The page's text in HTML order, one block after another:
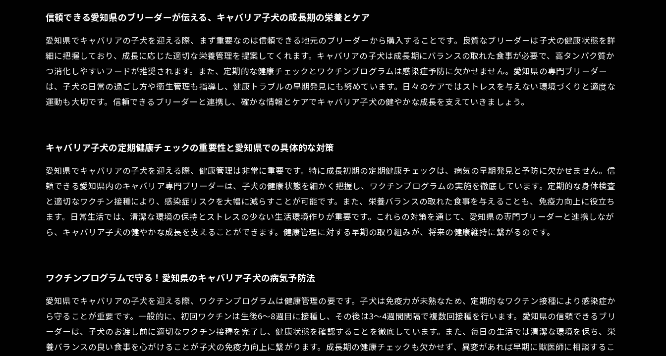
信頼できる愛知県のブリーダーが伝える、キャバリア子犬の成長期の栄養とケア
愛知県でキャバリアの子犬を迎える際、まず重要なのは信頼できる地元のブリーダーから購入することです。良質なブリーダーは子犬の健康状態を詳
細に把握しており、成長に応じた適切な栄養管理を提案してくれます。キャバリアの子犬は成長期にバランスの取れた食事が必要で、高タンパク質か
つ消化しやすいフードが推奨されます。また、定期的な健康チェックとワクチンプログラムは感染症予防に欠かせません。愛知県の専門ブリーダー
は、子犬の日常の過ごし方や衛生管理も指導し、健康トラブルの早期発見にも努めています。日々のケアではストレスを与えない環境づくりと適度な
運動も大切です。信頼できるブリーダーと連携し、確かな情報とケアでキャバリア子犬の健やかな成長を支えていきましょう。
キャバリア子犬の定期健康チェックの重要性と愛知県での具体的な対策
愛知県でキャバリアの子犬を迎える際、健康管理は非常に重要です。特に成長初期の定期健康チェックは、病気の早期発見と予防に欠かせません。信
頼できる愛知県内のキャバリア専門ブリーダーは、子犬の健康状態を細かく把握し、ワクチンプログラムの実施を徹底しています。定期的な身体検査
と適切なワクチン接種により、感染症リスクを大幅に減らすことが可能です。また、栄養バランスの取れた食事を与えることも、免疫力向上に役立ち
ます。日常生活では、清潔な環境の保持とストレスの少ない生活環境作りが重要です。これらの対策を通じて、愛知県の専門ブリーダーと連携しなが
ら、キャバリア子犬の健やかな成長を支えることができます。健康管理に対する早期の取り組みが、将来の健康維持に繋がるのです。
ワクチンプログラムで守る！愛知県のキャバリア子犬の病気予防法
愛知県でキャバリアの子犬を迎える際、ワクチンプログラムは健康管理の要です。子犬は免疫力が未熟なため、定期的なワクチン接種により感染症か
ら守ることが重要です。一般的に、初回ワクチンは生後6～8週目に接種し、その後は3～4週間間隔で複数回接種を行います。愛知県の信頼できるブリ
ーダーは、子犬のお渡し前に適切なワクチン接種を完了し、健康状態を確認することを徹底しています。また、毎日の生活では清潔な環境を保ち、栄
養バランスの良い食事を心がけることが子犬の免疫力向上に繋がります。成長期の健康チェックも欠かせず、異変があれば早期に獣医師に相談するこ